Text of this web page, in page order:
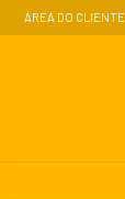
ÁREA DO CLIENTE